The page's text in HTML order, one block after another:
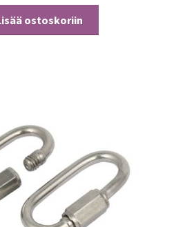
ostoskoriin